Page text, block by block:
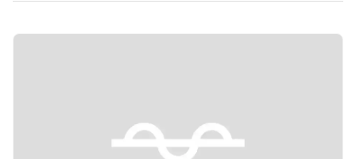
Previous slide